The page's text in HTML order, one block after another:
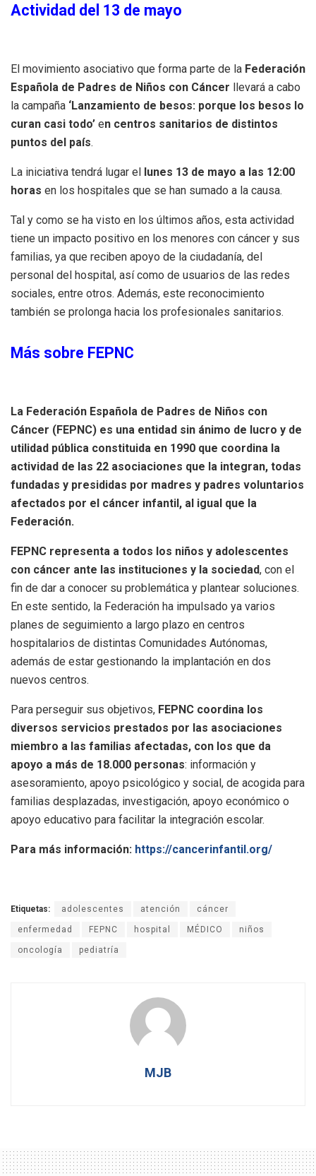
Actividad del 13 de mayo
El movimiento asociativo que forma parte de la Federación
Española de Padres de Niños con Cáncer llevará a cabo
la campaña ‘Lanzamiento de besos: porque los besos lo
curan casi todo’ en centros sanitarios de distintos
puntos del país.
La iniciativa tendrá lugar el
lunes 13 de mayo a las 12:00
horas en los hospitales que se han sumado a la causa.
Tal y como se ha visto en los últimos años, esta actividad
tiene un impacto positivo en los menores con cáncer y sus
familias, ya que reciben apoyo de la ciudadanía, del
personal del hospital, así como de usuarios de las redes
sociales, entre otros. Además, este reconocimiento
también se prolonga hacia los profesionales sanitarios.
Más sobre FEPNC
La Federación Española de Padres de Niños con
Cáncer (FEPNC) es una entidad sin ánimo de lucro y de
utilidad pública constituida en 1990 que coordina la
actividad de las 22 asociaciones que la integran, todas
fundadas y presididas por madres y padres voluntarios
afectados por el cáncer infantil, al igual que la
Federación.
FEPNC representa a todos los niños y adolescentes
con cáncer ante las instituciones y la sociedad, con el
fin de dar a conocer su problemática y plantear soluciones.
En este sentido, la Federación ha impulsado ya varios
planes de seguimiento a largo plazo en centros
hospitalarios de distintas Comunidades Autónomas,
además de estar gestionando la implantación en dos
nuevos centros.
Para perseguir sus objetivos, FEPNC coordina los
diversos servicios prestados por las asociaciones
miembro a las familias afectadas, con los que da
apoyo a más de 18.000 personas: información y
asesoramiento, apoyo psicológico y social, de acogida para
familias desplazadas, investigación, apoyo económico o
apoyo educativo para facilitar la integración escolar.
Para más información: https://cancerinfantil.org/
Etiquetas: adolescentes atención cáncer
enfermedad FEPNC hospital MÉDICO niños
oncología pediatría
MJB